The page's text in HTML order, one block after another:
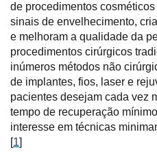
de procedimentos
sinais de envelhecimento,
e melhoram a qualidade da
procedimentos cirúrgicos
inúmeros métodos não
de implantes, fios, laser e
pacientes desejam cada vez
tempo de recuperação
interesse em técnicas
[1]